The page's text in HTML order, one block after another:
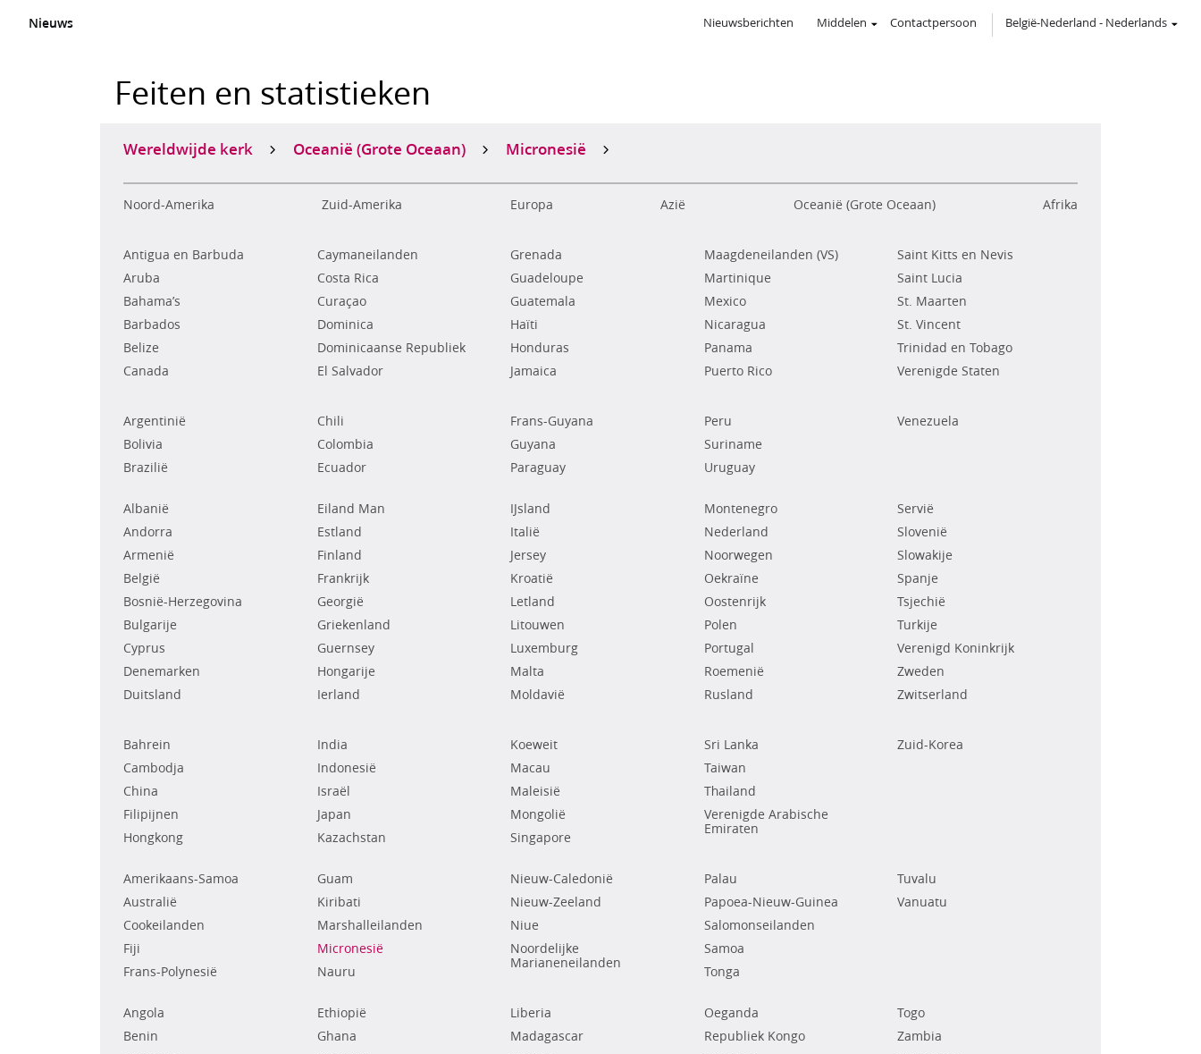
Nieuws Nieuwsberichten Middelen Contactpersoon België-Nederland - Nederlands
Feiten en statistieken
Wereldwijde kerk Oceanië (Grote Oceaan) Micronesië
Noord-Amerika Zuid-Amerika Europa Azië Oceanië (Grote Oceaan) Afrika
Antigua en Barbuda
Aruba
Bahama’s
Barbados
Belize
Canada
Caymaneilanden
Costa Rica
Curaçao
Dominica
Dominicaanse Republiek
El Salvador
Grenada
Guadeloupe
Guatemala
Haïti
Honduras
Jamaica
Maagdeneilanden (VS)
Martinique
Mexico
Nicaragua
Panama
Puerto Rico
Saint Kitts en Nevis
Saint Lucia
St. Maarten
St. Vincent
Trinidad en Tobago
Verenigde Staten
Argentinië
Bolivia
Brazilië
Chili
Colombia
Ecuador
Frans-Guyana
Guyana
Paraguay
Peru
Suriname
Uruguay
Venezuela
Albanië
Andorra
Armenië
België
Bosnië-Herzegovina
Bulgarije
Cyprus
Denemarken
Duitsland
Eiland Man
Estland
Finland
Frankrijk
Georgië
Griekenland
Guernsey
Hongarije
Ierland
IJsland
Italië
Jersey
Kroatië
Letland
Litouwen
Luxemburg
Malta
Moldavië
Montenegro
Nederland
Noorwegen
Oekraïne
Oostenrijk
Polen
Portugal
Roemenië
Rusland
Servië
Slovenië
Slowakije
Spanje
Tsjechië
Turkije
Verenigd Koninkrijk
Zweden
Zwitserland
Bahrein
Cambodja
China
Filipijnen
Hongkong
India
Indonesië
Israël
Japan
Kazachstan
Koeweit
Macau
Maleisië
Mongolië
Singapore
Sri Lanka
Taiwan
Thailand
Verenigde Arabische
Emiraten
Zuid-Korea
Amerikaans-Samoa
Australië
Cookeilanden
Fiji
Frans-Polynesië
Guam
Kiribati
Marshalleilanden
Micronesië
Nauru
Nieuw-Caledonië
Nieuw-Zeeland
Niue
Noordelijke
Marianeneilanden
Palau
Papoea-Nieuw-Guinea
Salomonseilanden
Samoa
Tonga
Tuvalu
Vanuatu
Angola
Benin
Ethiopië
Ghana
Liberia
Madagascar
Oeganda
Republiek Kongo
Togo
Zambia